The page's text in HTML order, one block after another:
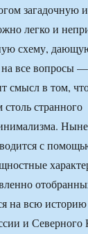
загадочную
легко и
схему,
все вопросы
смысл в том,
столь странного
Ныне
с
на всю историю
и Северного